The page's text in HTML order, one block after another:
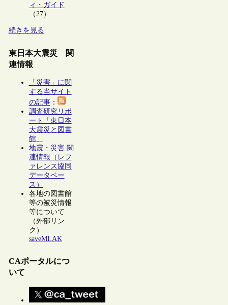
ィ・ガイド
（27）
続きを見る
東日本大震災 関
連情報
「災害」に関
する当サイト
の記事：
調査研究リポ
ート「東日本
大震災と図書
館」
地震・災害 関
連情報（レフ
ァレンス協同
データベー
ス）
各地の図書館
等の被災情報
等について
（外部リン
ク）
saveMLAK
CAポータルにつ
いて